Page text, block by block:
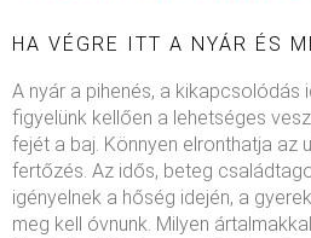
HA VÉGRE ITT A NYÁR ÉS
A nyár a pihenés, a kikapcsolódás
figyelünk kellően a lehetséges
fejét a baj. Könnyen elronthatja az
fertőzés. Az idős, beteg
igényelnek a hőség idején, a
meg kell óvnunk. Milyen